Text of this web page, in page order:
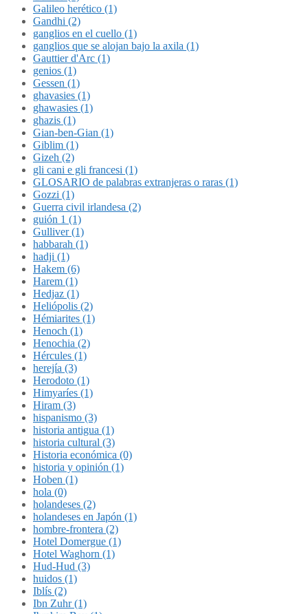
Galileo herético (1)
Gandhi (2)
ganglios en el cuello (1)
ganglios que se alojan bajo la axila (1)
Gauttier d'Arc (1)
genios (1)
Gessen (1)
ghavasies (1)
ghawasies (1)
ghazis (1)
Gian-ben-Gian (1)
Giblim (1)
Gizeh (2)
gli cani e gli francesi (1)
GLOSARIO de palabras extranjeras o raras (1)
Gozzi (1)
Guerra civil irlandesa (2)
guión 1 (1)
Gulliver (1)
habbarah (1)
hadji (1)
Hakem (6)
Harem (1)
Hedjaz (1)
Heliópolis (2)
Hémiarites (1)
Henoch (1)
Henochia (2)
Hércules (1)
herejía (3)
Herodoto (1)
Himyaríes (1)
Hiram (3)
hispanismo (3)
historia antigua (1)
historia cultural (3)
Historia económica (0)
historia y opinión (1)
Hoben (1)
hola (0)
holandeses (2)
holandeses en Japón (1)
hombre-frontera (2)
Hotel Domergue (1)
Hotel Waghorn (1)
Hud-Hud (3)
huidos (1)
Iblís (2)
Ibn Zuhr (1)